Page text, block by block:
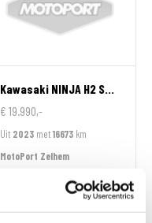
Kawasaki NINJA H2 SX SPECIAL EDITION
€ 19.990,-
Uit 2023 met16673 km
MotoPort Zelhem